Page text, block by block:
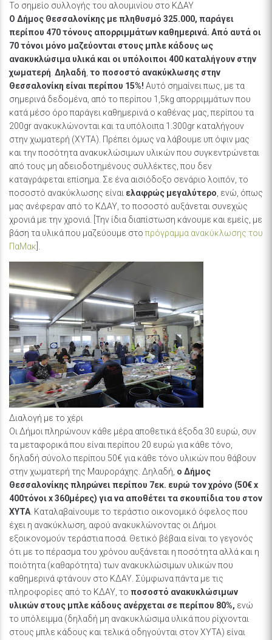
Το σημείο συλλογής του αλουμινίου στο ΚΔΑΥ
Ο Δήμος Θεσσαλονίκης με πληθυσμό 325.000, παράγει
περίπου 470 τόνους απορριμμάτων καθημερινά. Από αυτά οι
70 τόνοι μόνο μαζεύονται στους μπλε κάδους ως
ανακυκλώσιμα υλικά και οι υπόλοιποι 400 καταλήγουν στην
χωματερή. Δηλαδή, το ποσοστό ανακύκλωσης στην
Θεσσαλονίκη είναι περίπου 15%! Αυτό σημαίνει πως, με τα
σημερινά δεδομένα, από το περίπου 1,5kg απορριμμάτων που
κατά μέσο όρο παράγει καθημερινά ο καθένας μας, περίπου τα
200gr ανακυκλώνονται και τα υπόλοιπα 1.300gr καταλήγουν
στην χωματερή (ΧΥΤΑ). Πρέπει όμως να λάβουμε υπ όψιν μας
και την ποσότητα ανακυκλώσιμων υλικών που συγκεντρώνεται
από τους μη αδειοδοτημένους συλλέκτες, που δεν
καταγράφεται επίσημα. Σε ένα αισιόδοξο σενάριο λοιπόν, το
ποσοστό ανακύκλωσης είναι ελαφρώς μεγαλύτερο, ενώ, όπως
μας ανέφεραν από το ΚΔΑΥ, το ποσοστό αυξάνεται συνεχώς
χρονιά με την χρονιά. [Την ίδια διαπίστωση κάνουμε και εμείς, με
βάση τα υλικά που μαζεύουμε στο πρόγραμμα ανακύκλωσης του
ΠαΜακ ].
Διαλογή με το χέρι
Οι Δήμοι πληρώνουν κάθε μέρα αποθετικά έξοδα 30 ευρώ, συν
τα μεταφορικά που είναι περίπου 20 ευρώ για κάθε τόνο,
δηλαδή σύνολο περίπου 50€ για κάθε τόνο υλικών που θάβουν
στην χωματερή της Μαυροράχης. Δηλαδή, ο Δήμος
Θεσσαλονίκης πληρώνει περίπου 7εκ. ευρώ τον χρόνο (50€ x
400τόνοι x 360μέρες) για να αποθέτει τα σκουπίδια του στον
ΧΥΤΑ. Καταλαβαίνουμε το τεράστιο οικονομικό όφελος που
έχει η ανακύκλωση, αφού ανακυκλώνοντας οι Δήμοι
εξοικονομούν τεράστια ποσά. Θετικό βέβαια είναι το γεγονός
ότι με το πέρασμα του χρόνου αυξάνεται η ποσότητα αλλά και η
ποιότητα (καθαρότητα) των ανακυκλώσιμων υλικών που
καθημερινά φτάνουν στο ΚΔΑΥ. Σύμφωνα πάντα με τις
πληροφορίες από το ΚΔΑΥ, το ποσοστό ανακυκλώσιμων
υλικών στους μπλε κάδους ανέρχεται σε περίπου 80%, ενώ
το υπόλειμμα (δηλαδή μη ανακυκλώσιμα υλικά που ρίχνονται
στους μπλε κάδους και τελικά οδηγούνται στον ΧΥΤΑ) είναι